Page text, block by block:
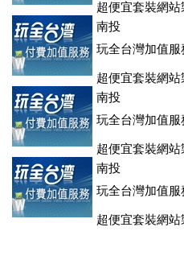
超便宜套裝網站
登、訂房系統、客房委託旅行社
南投
玩全台灣加值服
超便宜套裝網站
登、訂房系統、客房委託旅行社
南投
玩全台灣加值服
超便宜套裝網站
登、訂房系統、客房委託旅行社
南投
玩全台灣加值服
超便宜套裝網站
登、訂房系統、客房委託旅行